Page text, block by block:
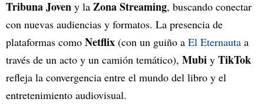
Tribuna Joven y la Zona Streaming, buscando conectar
con nuevas audiencias y formatos. La presencia de
plataformas como Netflix (con un guiño a El Eternauta a
través de un acto y un camión temático), Mubi y TikTok
refleja la convergencia entre el mundo del libro y el
entretenimiento audiovisual.